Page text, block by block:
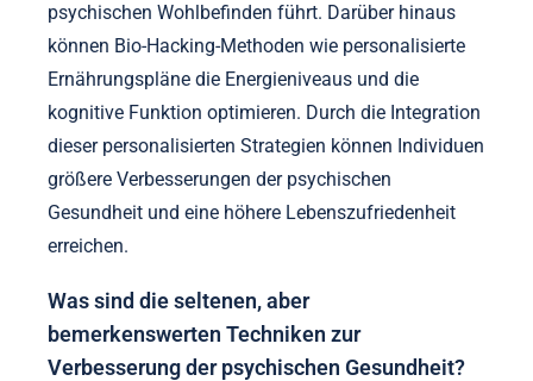
psychischen Wohlbefinden führt. Darüber hinaus
können Bio-Hacking-Methoden wie personalisierte
Ernährungspläne die Energieniveaus und die
kognitive Funktion optimieren. Durch die Integration
dieser personalisierten Strategien können Individuen
größere Verbesserungen der psychischen
Gesundheit und eine höhere Lebenszufriedenheit
erreichen.
Was sind die seltenen, aber
bemerkenswerten Techniken zur
Verbesserung der psychischen Gesundheit?